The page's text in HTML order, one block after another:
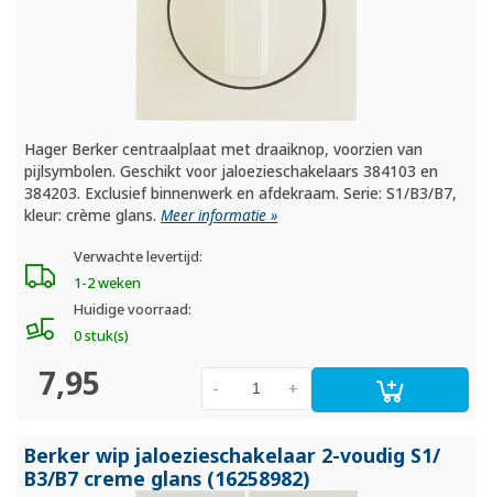
Hager Berker centraalplaat met draaiknop, voorzien van
pijlsymbolen. Geschikt voor jaloezieschakelaars 384103 en
384203. Exclusief binnenwerk en afdekraam. Serie: S1/B3/B7,
kleur: crème glans.Meer informatie »
Verwachte levertijd:
1-2 weken
Huidige voorraad:
0 stuk(s)
7,95 +
-
Berker wip jaloezieschakelaar 2-voudig S1/
B3/B7 creme glans (16258982)